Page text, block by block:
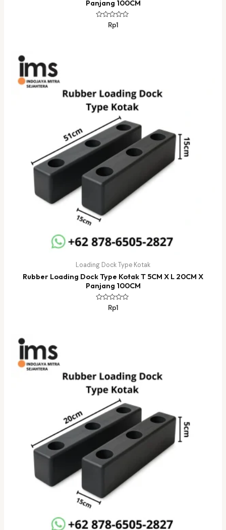
Panjang 100CM
Dinilai
Rp1
Loading Dock Type Kotak
Rubber Loading Dock Type Kotak T 5CM X L 20CM X
Panjang 100CM
Dinilai
Rp1